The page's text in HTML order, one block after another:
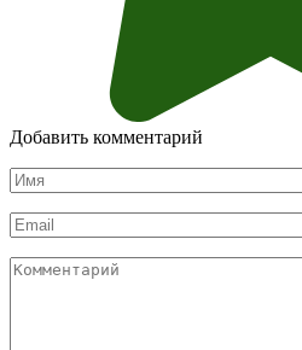
Добавить комментарий
Имя
*
Email
*
Комментарий